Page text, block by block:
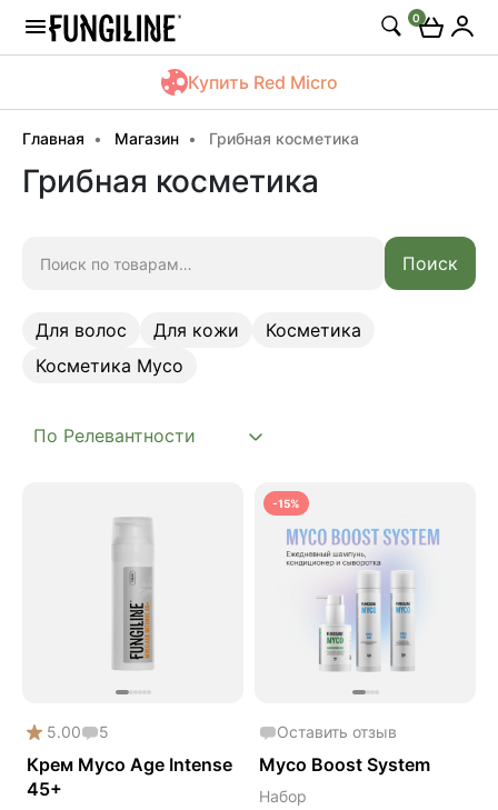
0
Купить Red Micro
Главная Магазин Грибная косметика
Грибная косметика
Поиск
Для волос Для кожи
Косметика
Косметика Myco
Для волос
Косметика Myco
5.00 5
Крем Myco Age Intense
45+
-15%
Оставить отзыв
Myco Boost System
Набор